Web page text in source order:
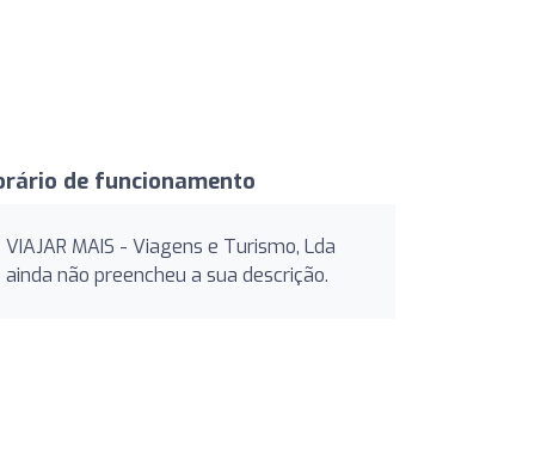
de funcionamento
VIAJAR MAIS - Viagens e Turismo, Lda
ainda não preencheu a sua descrição.